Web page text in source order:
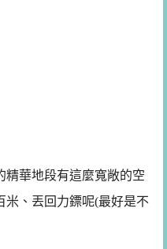
精華地段有這麼寬敞的空
米、丟回力鏢呢(最好是不